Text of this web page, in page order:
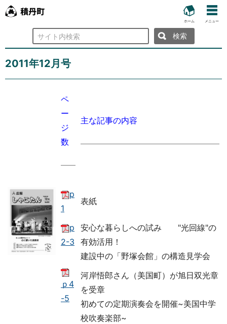
ホーム メニュー
検
索
2011年12月号
ペ
ー
ジ
数
主な記事の内容
p
1
表紙
p
2-3
安心な暮らしへの試み "光回線"の
有効活用！
建設中の「野塚会館」の構造見学会
ｐ4
-5
河岸悟郎さん（美国町）が旭日双光章
を受章
初めての定期演奏会を開催~美国中学
校吹奏楽部~